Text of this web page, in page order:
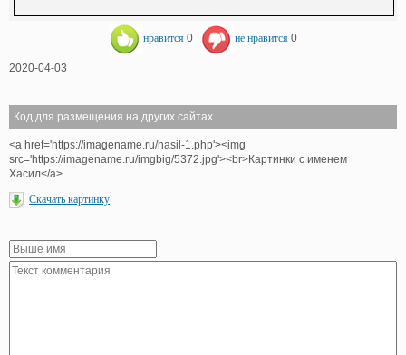
нравится 0 не нравится 0
2020-04-03
Код для размещения на других сайтах
<a href='https://imagename.ru/hasil-1.php'><img
src='https://imagename.ru/imgbig/5372.jpg'><br>Картинки с именем
Хасил</a>
Скачать картинку